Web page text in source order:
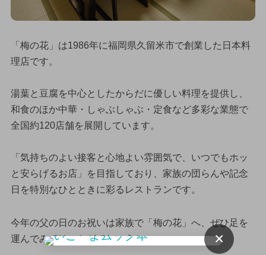
「梅の花」は1986年に福岡県久留米市で創業した日本料
理店です。
湯葉と豆腐を中心としたからだに優しい料理を提供し、
和食のほか中華・しゃぶしゃぶ・定食など多彩な業態で
全国約120店舗を展開しています。
「気持ちのよい接客と心地よい雰囲気で、いつでもホッ
と安らげるお店」を目指しており、家族の団らんや記念
日を特別なひとときに彩るレストランです。
今年の父の日のお祝いは家族で「梅の花」へ、ぜひ足を
運んでみてはいかがでしょうか。
×